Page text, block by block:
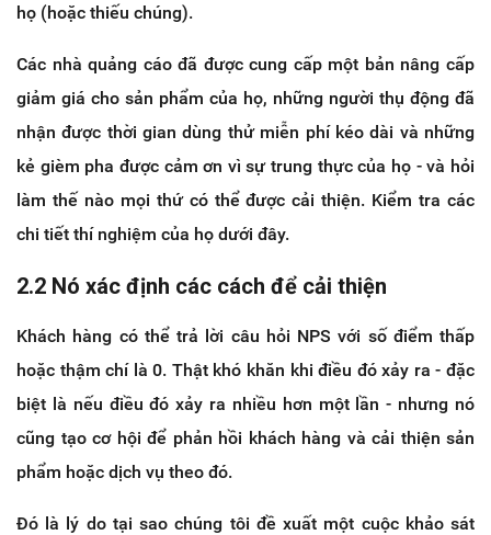
họ (hoặc thiếu chúng).
Các nhà quảng cáo đã được cung cấp một bản nâng cấp
giảm giá cho sản phẩm của họ, những người thụ động đã
nhận được thời gian dùng thử miễn phí kéo dài và những
kẻ gièm pha được cảm ơn vì sự trung thực của họ - và hỏi
làm thế nào mọi thứ có thể được cải thiện. Kiểm tra các
chi tiết thí nghiệm của họ dưới đây.
2.2 Nó xác định các cách để cải thiện
Khách hàng có thể trả lời câu hỏi NPS với số điểm thấp
hoặc thậm chí là 0. Thật khó khăn khi điều đó xảy ra - đặc
biệt là nếu điều đó xảy ra nhiều hơn một lần - nhưng nó
cũng tạo cơ hội để phản hồi khách hàng và cải thiện sản
phẩm hoặc dịch vụ theo đó.
Đó là lý do tại sao chúng tôi đề xuất một cuộc khảo sát